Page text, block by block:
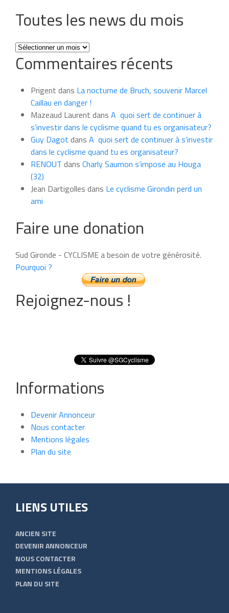
Toutes les news du mois
Toutes
les
news
mois
Commentaires récents
Prigent dans La nocturne de Bruch, souvenir Marcel
Caillau en danger !
Mazeaud Laurent dans A quoi sert de continuer à
s’investir dans le cyclisme quand tu es organisateur?
Guy Dagot dans A quoi sert de continuer à s’investir
dans le cyclisme quand tu es organisateur?
RENOUT dans Charly Saumon s’impose au Houga
(32)
Jean Dartigolles dans Le cyclisme Girondin perd un
ami
Faire une donation
Sud Gironde - CYCLISME a besoin de votre générosité.
Pourquoi ?
Rejoignez-nous !
Informations
Devenir Annonceur
Nous contacter
Mentions légales
Plan du site
LIENS UTILES
ANCIEN SITE
DEVENIR ANNONCEUR
NOUS CONTACTER
MENTIONS LÉGALES
PLAN DU SITE